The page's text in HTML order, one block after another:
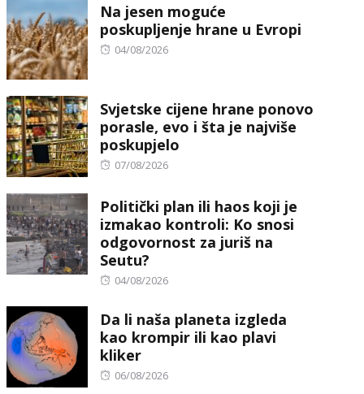
Na jesen moguće
poskupljenje hrane u Evropi
Posted
04/08/2026
Svjetske cijene hrane ponovo
porasle, evo i šta je najviše
poskupjelo
Posted
07/08/2026
Politički plan ili haos koji je
izmakao kontroli: Ko snosi
odgovornost za juriš na
Seutu?
Posted
04/08/2026
Da li naša planeta izgleda
kao krompir ili kao plavi
kliker
Posted
06/08/2026